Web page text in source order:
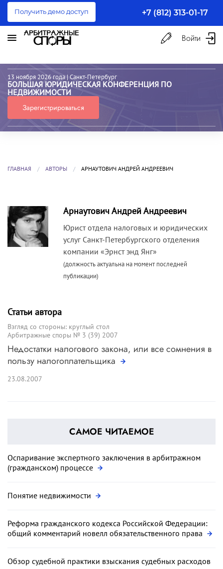
Получить демо доступ +7 (812) 313-01-17
Войти
13 ноября 2026 года | Санкт-Петербург
БОЛЬШАЯ ЮРИДИЧЕСКАЯ КОНФЕРЕНЦИЯ ПО
НЕДВИЖИМОСТИ
Зарегистрироваться
ГЛАВНАЯ АВТОРЫ АРНАУТОВИЧ АНДРЕЙ АНДРЕЕВИЧ
Арнаутович Андрей Андреевич
Юрист отдела налоговых и юридических
услуг Санкт-Петербургского отделения
компании «Эрнст энд Янг»
(должность актуальна на момент последней
публикации)
Статьи автора
Взгляд со стороны: круглый стол
Арбитражные споры № 3 (39) 2007
Недостатки налогового закона, или все сомнения в
пользу налогоплательщика
23.08.2007
САМОЕ ЧИТАЕМОЕ
Оспаривание экспертного заключения в арбитражном
(гражданском) процессе
Понятие недвижимости
Реформа гражданского кодекса Российской Федерации:
общий комментарий новелл обязательственного права
Обзор судебной практики взыскания судебных расходов